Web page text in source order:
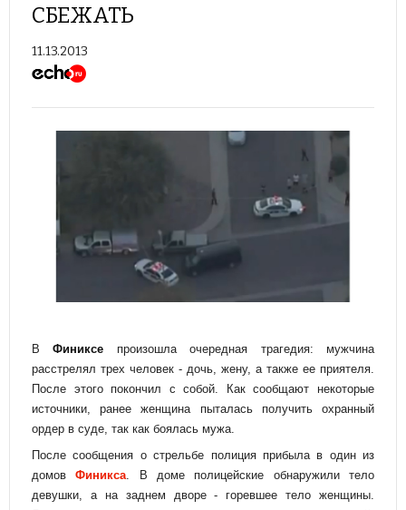
СБЕЖАТЬ
11.13.2013
ВФиниксе произошла очередная трагедия: мужчина
расстрелял трех человек - дочь, жену, а также ее приятеля.
После этого покончил с собой. Как сообщают некоторые
источники, ранее женщина пыталась получить охранный
ордер в суде, так как боялась мужа.
После сообщения о стрельбе полиция прибыла в один из
домовФиникса . В доме полицейские обнаружили тело
девушки, а на заднем дворе - горевшее тело женщины.